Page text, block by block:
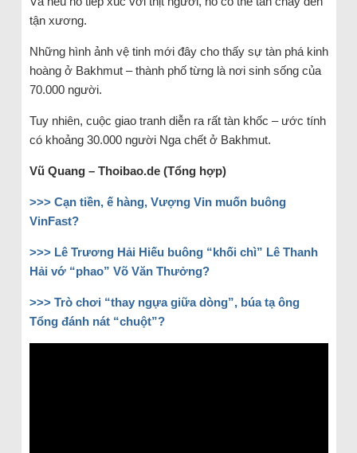
tận xương.
Những hình ảnh vệ tinh mới đây cho thấy sự tàn phá kinh
hoàng ở Bakhmut – thành phố từng là nơi sinh sống của
70.000 người.
Tuy nhiên, cuộc giao tranh diễn ra rất tàn khốc – ước tính
có khoảng 30.000 người Nga chết ở Bakhmut.
Vũ Quang – Thoibao.de (Tổng hợp)
>>> Cạn tiền, ế hàng, Vượng Vin muốn buông
VinFast?
>>> Lê Trương Hải Hiếu buông “khối chì” Lê Thanh
Hải vớ “phao” Võ Văn Thưởng?
>>> Trò chơi “thay ngựa giữa dòng”, búa tạ ông
Tổng đánh nát “chuột”?